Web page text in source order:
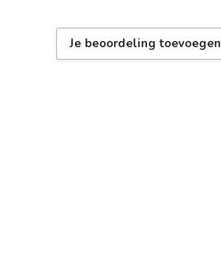
Je beoordeling toevoegen